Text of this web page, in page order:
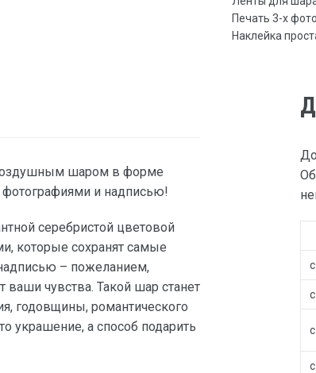
Печать 3-х
Наклейка
шаром в форме
и надписью!
серебристой цветовой
которые сохранят самые
– пожеланием,
чувства. Такой шар станет
годовщины, романтического
украшение, а способ подарить